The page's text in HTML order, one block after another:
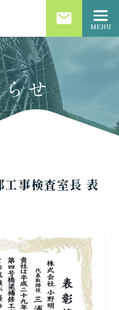
email MENU
せ
事検査室長 表